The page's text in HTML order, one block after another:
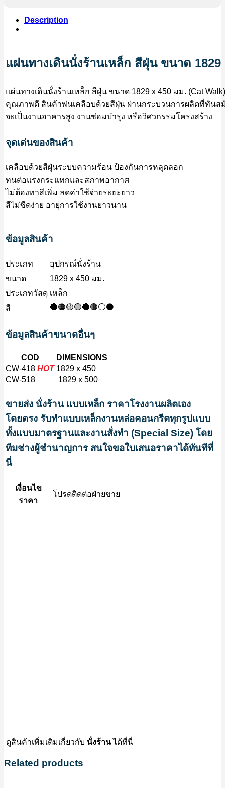
Description
แผ่นทางเดินนั่งร้านเหล็ก สีฝุ่น ขนาด
แผ่นทางเดินนั่งร้านเหล็ก สีฝุ่น ขนาด 1829 x 450 มม. (Cat
คุณภาพดี สินค้าพ่นเคลือบด้วยสีฝุ่น ผ่านกระบวนการผลิตที่ทันส
จะเป็นงานอาคารสูง งานซ่อมบำรุง หรือวิศวกรรมโครงสร้าง
จุดเด่นของสินค้า
เคลือบด้วยสีฝุ่นระบบความร้อน ป้องกันการหลุดลอก
ทนต่อแรงกระแทกและสภาพอากาศ
ไม่ต้องทาสีเพิ่ม ลดค่าใช้จ่ายระยะยาว
สีไม่ซีดง่าย อายุการใช้งานยาวนาน
ข้อมูลสินค้า
ประเภท
อุปกรณ์นั่งร้าน
ขนาด
1829 x 450 มม.
ประเภทวัสดุ เหล็ก
สี
🔴🟠🟡🟢🔵🟤⚪⚫
ข้อมูลสินค้าขนาดอื่นๆ
COD
DIMENSIONS
CW-418 HOT 1829 x 450
CW-518
1829 x 500
ขายส่ง นั่งร้าน แบบเหล็ก ราคาโรงงานผลิตเอง
โดยตรง รับทำแบบเหล็กงานหล่อคอนกรีตทุกรูปแบบ
ทั้งแบบมาตรฐานและงานสั่งทำ (Special Size) โดย
ทีมช่างผู้ชำนาญการ สนใจขอใบเสนอราคาได้ทันทีที่
นี่
เงื่อนไข
ราคา
โปรดติดต่อฝ่ายขาย
ดูสินค้าเพิ่มเติมเกี่ยวกับ นั่งร้านได้ที่นี่
Related products